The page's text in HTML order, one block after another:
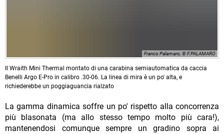
Franco Palamaro, © F.PALAMARO
Il Wraith Mini Thermal montato di una carabina semiautomatica da caccia
Benelli Argo E-Pro in calibro .30-06. La linea di mira è un po' alta, e
richiederebbe un poggiaguancia rialzato
La gamma dinamica soffre un po' rispetto alla concorrenza
più blasonata (ma allo stesso tempo molto più cara!),
mantenendosi comunque sempre un gradino sopra ai